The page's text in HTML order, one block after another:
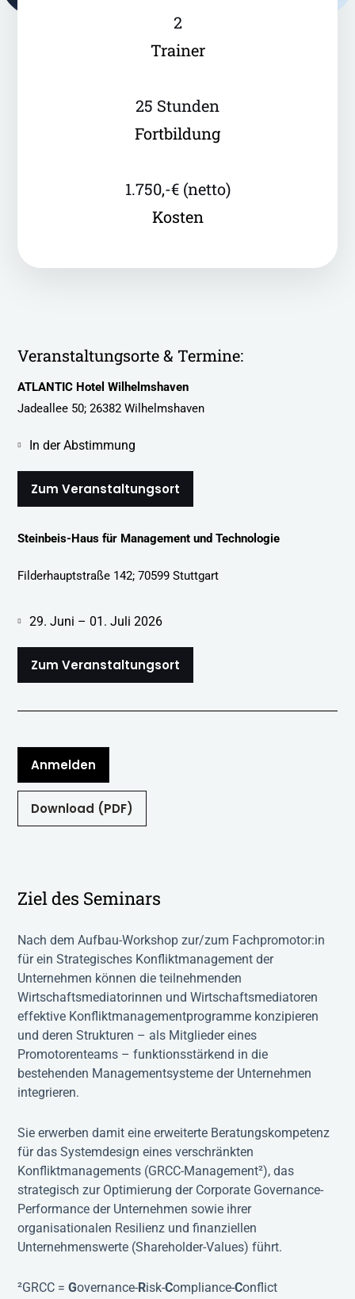
2
Trainer
25 Stunden
Fortbildung
1.750,-€ (netto)
Kosten
Veranstaltungsorte & Termine:
ATLANTIC Hotel Wilhelmshaven
Jadeallee 50; 26382 Wilhelmshaven
In der Abstimmung
Zum Veranstaltungsort
Steinbeis-Haus für Management und Technologie
Filderhauptstraße 142; 70599 Stuttgart
29. Juni – 01. Juli 2026
Zum Veranstaltungsort
Anmelden
Download (PDF)
Ziel des Seminars
Nach dem Aufbau-Workshop zur/zum Fachpromotor:in
für ein Strategisches Konfliktmanagement der
Unternehmen können die teilnehmenden
Wirtschaftsmediatorinnen und Wirtschaftsmediatoren
effektive Konfliktmanagementprogramme konzipieren
und deren Strukturen – als Mitglieder eines
Promotorenteams – funktionsstärkend in die
bestehenden Managementsysteme der Unternehmen
integrieren.
Sie erwerben damit eine erweiterte Beratungskompetenz
für das Systemdesign eines verschränkten
Konfliktmanagements (GRCC-Management²), das
strategisch zur Optimierung der Corporate Governance-
Performance der Unternehmen sowie ihrer
organisationalen Resilienz und finanziellen
Unternehmenswerte (Shareholder-Values) führt.
²GRCC =Governance-Risk-Compliance-Conflict